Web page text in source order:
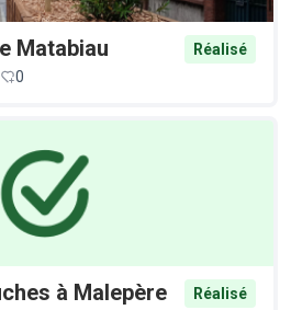
Matabiau
Réalisé
0
à Malepère
Réalisé